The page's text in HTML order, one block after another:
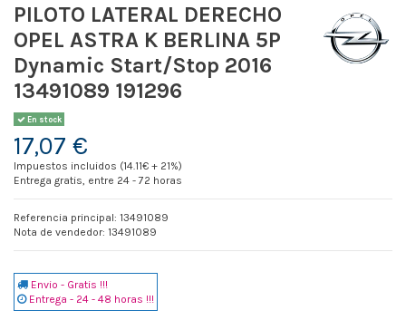
PILOTO LATERAL DERECHO
OPEL ASTRA K BERLINA 5P
Dynamic Start/Stop 2016
13491089 191296
En stock
17,07 €
Impuestos incluidos (14.11€ + 21%)
Entrega gratis, entre 24 - 72 horas
Referencia principal: 13491089
Nota de vendedor: 13491089
Envio - Gratis !!!
Entrega - 24 - 48 horas !!!